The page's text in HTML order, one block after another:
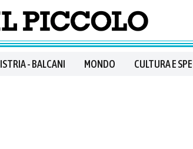
ISTRIA - BALCANI MONDO CULTURA E